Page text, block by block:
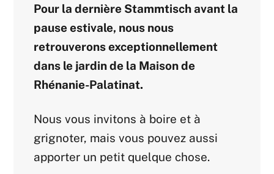
Pour la dernière Stammtisch avant la
pause estivale, nous nous
retrouverons exceptionnellement
dans le jardin de la Maison de
Rhénanie-Palatinat.
Nous vous invitons à boire et à
grignoter, mais vous pouvez aussi
apporter un petit quelque chose.